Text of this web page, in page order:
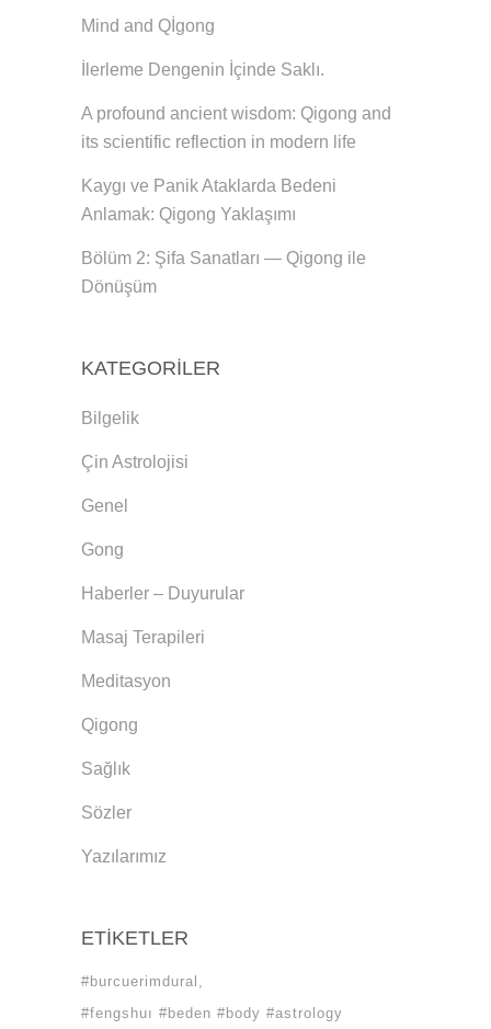
Mind and Qİgong
İlerleme Dengenin İçinde Saklı.
A profound ancient wisdom: Qigong and
its scientific reflection in modern life
Kaygı ve Panik Ataklarda Bedeni
Anlamak: Qigong Yaklaşımı
Bölüm 2: Şifa Sanatları — Qigong ile
Dönüşüm
KATEGORILER
Bilgelik
Çin Astrolojisi
Genel
Gong
Haberler – Duyurular
Masaj Terapileri
Meditasyon
Qigong
Sağlık
Sözler
Yazılarımız
ETIKETLER
#burcuerimdural
#fengshuı #beden #body #astrology